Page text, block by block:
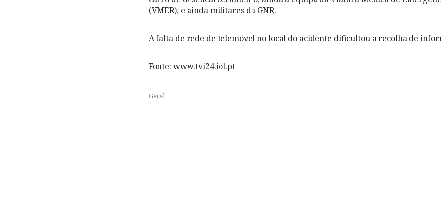
(VMER), e ainda militares da GNR.
A falta de rede de telemóvel no local do acidente dificultou a recolha de
Fonte: www.tvi24.iol.pt
Geral